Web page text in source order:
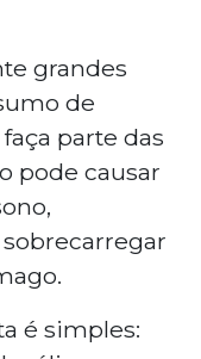
grandes
de
parte das
pode causar
é simples: